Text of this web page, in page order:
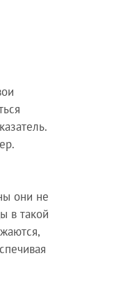
они не
в такой